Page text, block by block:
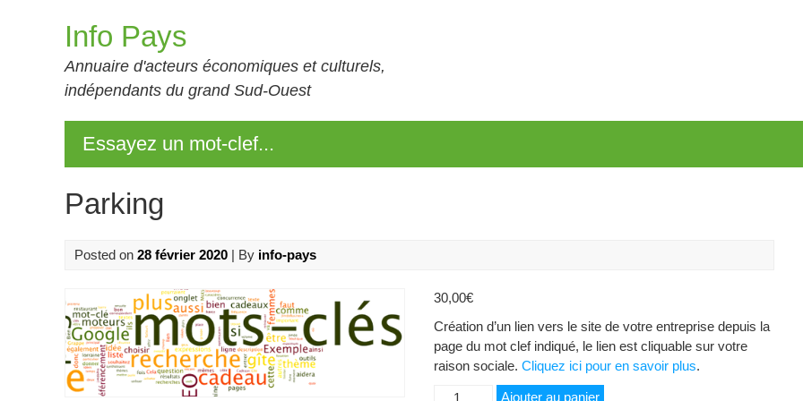
Info Pays
Annuaire d'acteurs économiques et culturels,
indépendants du grand Sud-Ouest
Essayez un mot-clef...
Parking
Posted on 28 février 2020 | By info-pays
30,00€
Création d’un lien vers le site de votre entreprise depuis la
page du mot clef indiqué, le lien est cliquable sur votre
raison sociale. Cliquez ici pour en savoir plus.
quantité
Ajouter au panier